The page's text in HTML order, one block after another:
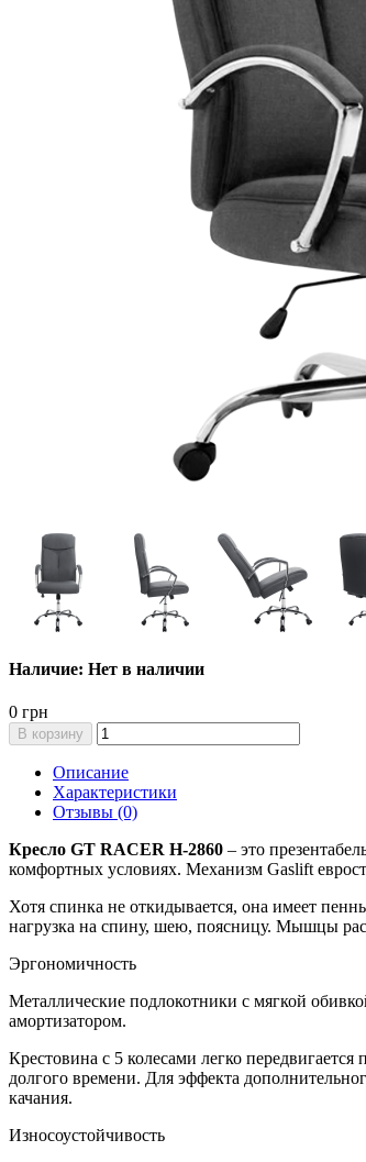
Наличие: Нет в наличии
0 грн
В корзину
Описание
Характеристики
Отзывы (0)
Кресло GT RACER H-2860 – это
комфортных условиях. Механизм Gaslift
Хотя спинка не откидывается, она имеет
нагрузка на спину, шею, поясницу. Мышцы
Эргономичность
Металлические подлокотники с мягкой
амортизатором.
Крестовина с 5 колесами легко
долгого времени. Для эффекта
качания.
Износоустойчивость